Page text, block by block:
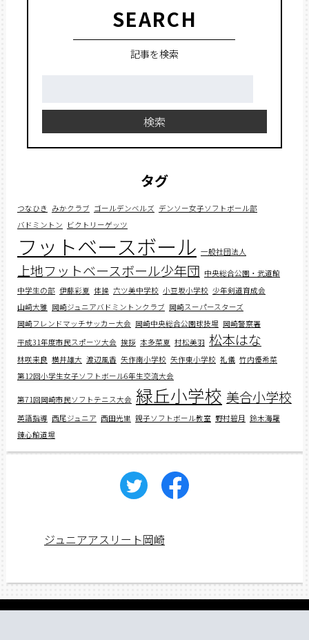
SEARCH
記事を検索
検索
タグ
つなひき みかクラブ ゴールデンベルズ デンソー女子ソフトボール部
バドミントン ビクトリーゲッツ
フットベースボール 一般社団法人
上地フットベースボール少年団 中央総合公園・武道館
中学生の部 伊藤彩夏 体操 六ツ美中学校 小豆坂小学校 少年剣道育成会
山﨑大雅 岡崎ジュニアバドミントンクラブ 岡崎スーパースターズ
岡崎フレンドマッチサッカー大会 岡崎中央総合公園球技場 岡崎警察署
平成31年度市民スポーツ大会 挨拶 本多菜夏 村松美羽 松本はな
林咲来良 横井雄大 渡辺風香 矢作南小学校 矢作東小学校 礼儀 竹内優希菜
第12回小学生女子ソフトボール6年生交流大会
第71回岡崎市民ソフトテニス大会 緑丘小学校 美合小学校
英語指導 西尾ジュニア 西田光里 親子ソフトボール教室 野村碧月 鈴木海羅
錬心館道場
ジュニアアスリート岡崎